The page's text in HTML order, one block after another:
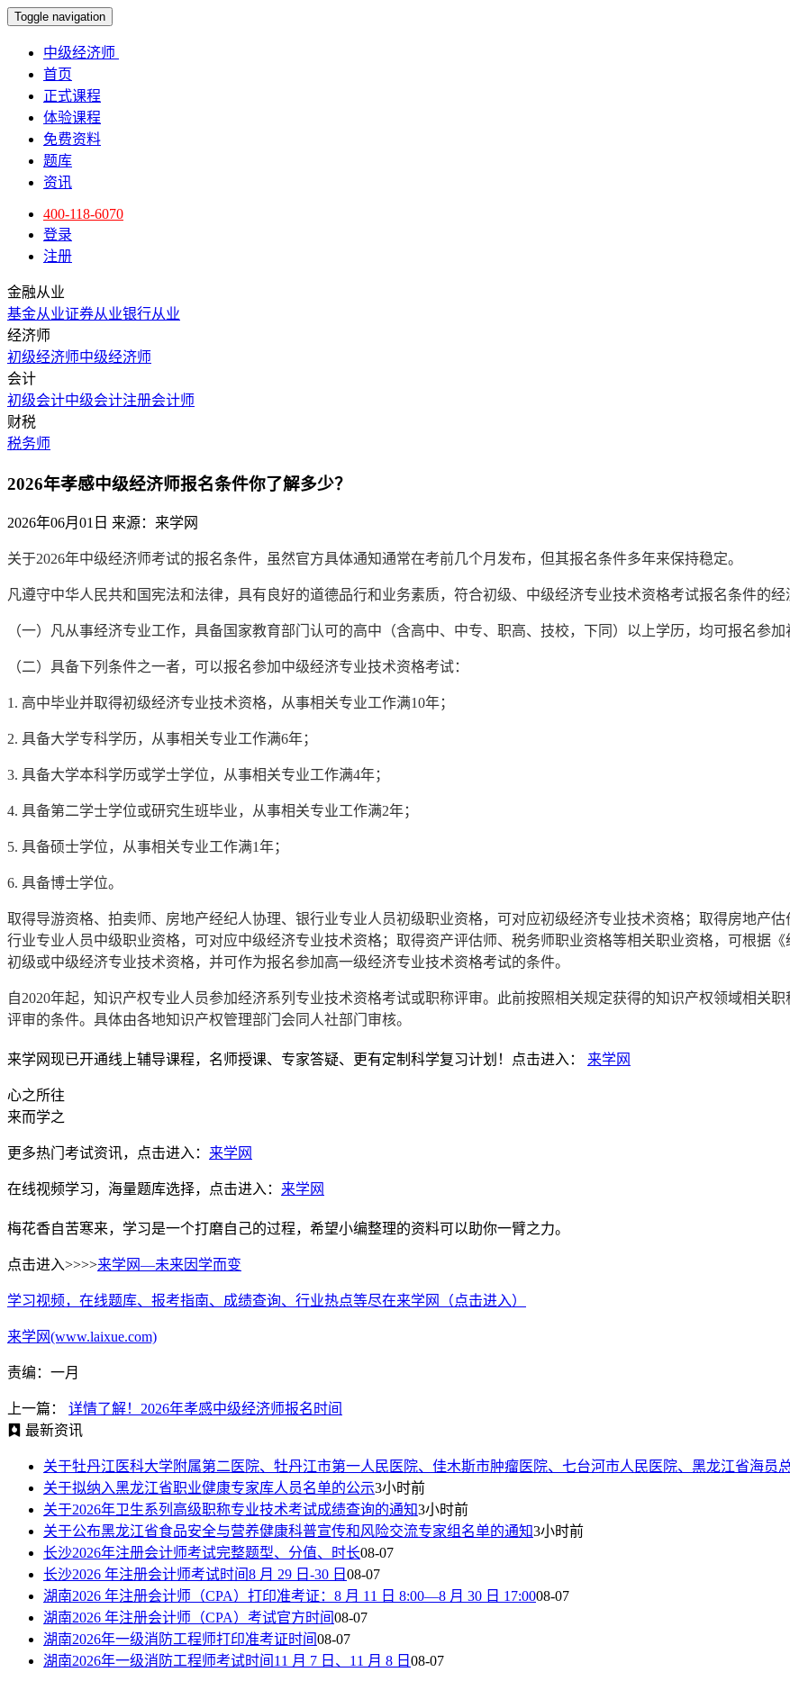
Toggle navigation
中级经济师
首页
正式课程
体验课程
免费资料
题库
资讯
400-118-6070
登录
注册
金融从业
基金从业证券从业银行从业
经济师
初级经济师中级经济师
会计
初级会计中级会计注册会计师
财税
税务师
2026年孝感中级经济师报名条件你了解多少？
2026年06月01日 来源：来学网
关于2026年中级经济师考试的报名条件，虽然官方具体通知通常在考前几个月发布，但其报名条件多年来保持稳定。
凡遵守中华人民共和国宪法和法律，具有良好的道德品行和业务素质，符合初级、中级经济专业技术资格考试报名条件的经
（一）凡从事经济专业工作，具备国家教育部门认可的高中（含高中、中专、职高、技校，下同）以上学历，均可报名参加
（二）具备下列条件之一者，可以报名参加中级经济专业技术资格考试：
1. 高中毕业并取得初级经济专业技术资格，从事相关专业工作满10年；
2. 具备大学专科学历，从事相关专业工作满6年；
3. 具备大学本科学历或学士学位，从事相关专业工作满4年；
4. 具备第二学士学位或研究生班毕业，从事相关专业工作满2年；
5. 具备硕士学位，从事相关专业工作满1年；
6. 具备博士学位。
取得导游资格、拍卖师、房地产经纪人协理、银行业专业人员初级职业资格，可对应初级经济专业技术资格；取得房地产
行业专业人员中级职业资格，可对应中级经济专业技术资格；取得资产评估师、税务师职业资格等相关职业资格，可根据
初级或中级经济专业技术资格，并可作为报名参加高一级经济专业技术资格考试的条件。
自2020年起，知识产权专业人员参加经济系列专业技术资格考试或职称评审。此前按照相关规定获得的知识产权领域相关
评审的条件。具体由各地知识产权管理部门会同人社部门审核。
来学网现已开通线上辅导课程，名师授课、专家答疑、更有定制科学复习计划！点击进入： 来学网
心之所往
来而学之
更多热门考试资讯，点击进入： 来学网
在线视频学习，海量题库选择，点击进入： 来学网
梅花香自苦寒来，学习是一个打磨自己的过程，希望小编整理的资料可以助你一臂之力。
点击进入>>>>来学网—未来因学而变
学习视频，在线题库、报考指南、成绩查询、行业热点等尽在来学网（点击进入）
来学网(www.laixue.com)
责编：一月
上一篇：
详情了解！2026年孝感中级经济师报名时间
最新资讯
关于牡丹江医科大学附属第二医院、牡丹江市第一人民医院、佳木斯市肿瘤医院、七台河市人民医院、黑龙江省海员
关于拟纳入黑龙江省职业健康专家库人员名单的公示3小时前
关于2026年卫生系列高级职称专业技术考试成绩查询的通知3小时前
关于公布黑龙江省食品安全与营养健康科普宣传和风险交流专家组名单的通知3小时前
长沙2026年注册会计师考试完整题型、分值、时长08-07
长沙2026 年注册会计师考试时间8 月 29 日-30 日 08-07
湖南2026 年注册会计师（CPA）打印准考证：8 月 11 日 8:00—8 月 30 日 17:0008-07
湖南2026 年注册会计师（CPA）考试官方时间08-07
湖南2026年一级消防工程师打印准考证时间08-07
湖南2026年一级消防工程师考试时间11 月 7 日、11 月 8 日 08-07